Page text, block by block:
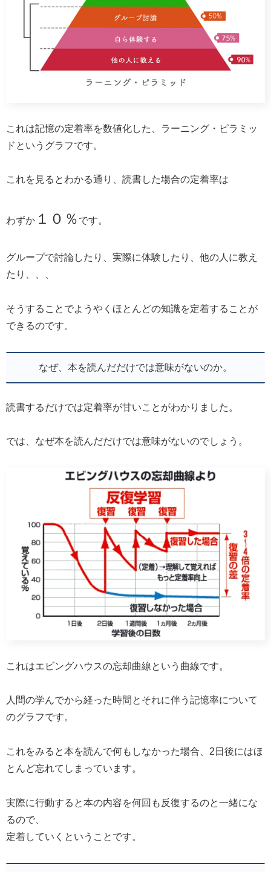
これは記憶の定着率を数値化した、ラーニング・ピラミッ
ドというグラフです。
これを見るとわかる通り、読書した場合の定着率は
わずか １０％ です。
グループで討論したり、実際に体験したり、他の人に教え
たり、、、
そうすることでようやくほとんどの知識を定着することが
できるのです。
なぜ、本を読んだだけでは意味がないのか。
読書するだけでは定着率が甘いことがわかりました。
では、なぜ本を読んだだけでは意味がないのでしょう。
これはエビングハウスの忘却曲線という曲線です。
人間の学んでから経った時間とそれに伴う記憶率について
のグラフです。
これをみると本を読んで何もしなかった場合、2日後にはほ
とんど忘れてしまっています。
実際に行動すると本の内容を何回も反復するのと一緒にな
るので、
定着していくということです。